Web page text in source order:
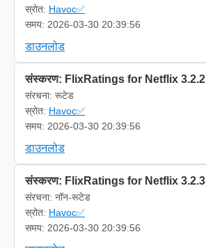
स्रोत: Havoc✅
समय: 2026-03-30 20:39:56
डाउनलोड
संस्करण: FlixRatings for Netflix 3.2.2
संरचना: रूटेड
स्रोत: Havoc✅
समय: 2026-03-30 20:39:56
डाउनलोड
संस्करण: FlixRatings for Netflix 3.2.3
संरचना: नॉन-रूटेड
स्रोत: Havoc✅
समय: 2026-03-30 20:39:56